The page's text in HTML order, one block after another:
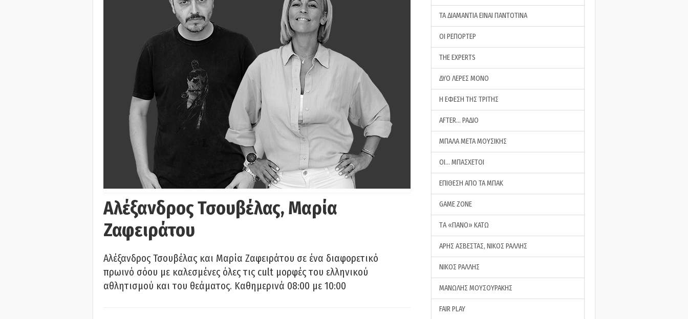
Αλέξανδρος Τσουβέλας, Μαρία
Ζαφειράτου
Αλέξανδρος Τσουβέλας και Μαρία Ζαφειράτου σε ένα διαφορετικό
πρωινό σόου με καλεσμένες όλες τις cult μορφές του ελληνικού
αθλητισμού και του θεάματος. Καθημερινά 08:00 με 10:00
ΤΑ ΔΙΑΜΑΝΤΙΑ ΕΙΝΑΙ ΠΑΝΤΟΤΙΝΑ
ΟΙ ΡΕΠΟΡΤΕΡ
THE EXPERTS
ΔΥΟ ΛΕΡΕΣ ΜΟΝΟ
Η ΕΦΕΣΗ ΤΗΣ ΤΡΙΤΗΣ
AFTER… ΡΑΔΙΟ
ΜΠΑΛΑ ΜΕΤΑ ΜΟΥΣΙΚΗΣ
ΟΙ… ΜΠΑΣΧΕΤΟΙ
ΕΠΙΘΕΣΗ ΑΠΟ ΤΑ ΜΠΑΚ
GAME ZONE
ΤA «ΠΑΝΟ» ΚΑΤΩ
ΑΡΗΣ ΑΣΒΕΣΤΑΣ, ΝΙΚΟΣ ΡΑΛΛΗΣ
ΝΙΚΟΣ ΡΑΛΛΗΣ
ΜΑΝΩΛΗΣ ΜΟΥΣΟΥΡΑΚΗΣ
FAIR PLAY